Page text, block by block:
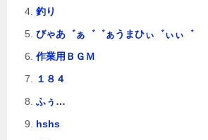
釣り
びゃあ゛ぁ゛゛ぁうまひぃ゛ぃぃ゛
作業用ＢＧＭ
１８４
ふぅ…
hshs